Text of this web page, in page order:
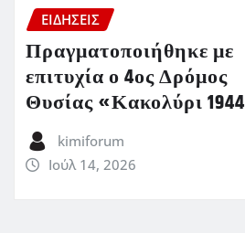
ΕΙΔΗΣΕΙΣ
Πραγματοποιήθηκε με
επιτυχία ο 4ος Δρόμος
Θυσίας «Κακολύρι 1944
kimiforum
Ιούλ 14, 2026